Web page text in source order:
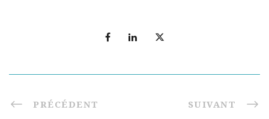
PRÉCÉDENT SUIVANT